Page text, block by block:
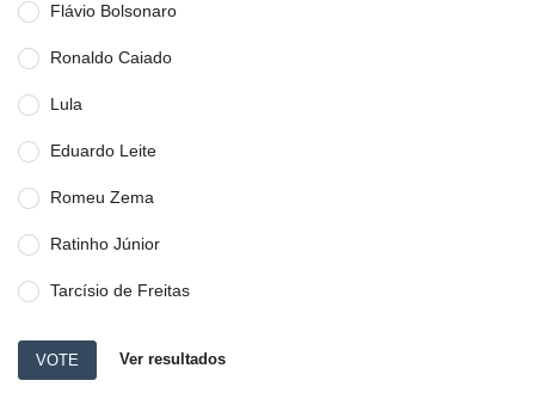
Flávio Bolsonaro
Ronaldo Caiado
Lula
Eduardo Leite
Romeu Zema
Ratinho Júnior
Tarcísio de Freitas
VOTE Ver resultados